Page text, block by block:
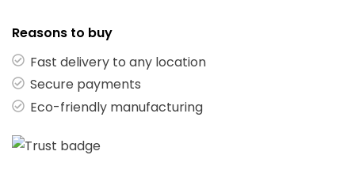
Reasons to buy
Fast delivery to any location
Secure payments
Eco-friendly manufacturing